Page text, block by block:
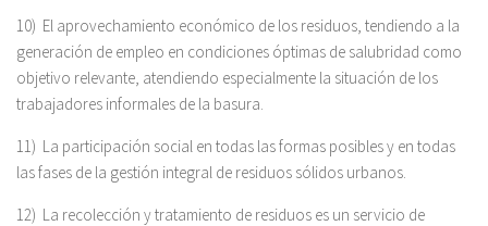
10) El aprovechamiento económico de los residuos, tendiendo a la
generación de empleo en condiciones óptimas de salubridad como
objetivo relevante, atendiendo especialmente la situación de los
trabajadores informales de la basura.
11) La participación social en todas las formas posibles y en todas
las fases de la gestión integral de residuos sólidos urbanos.
12) La recolección y tratamiento de residuos es un servicio de